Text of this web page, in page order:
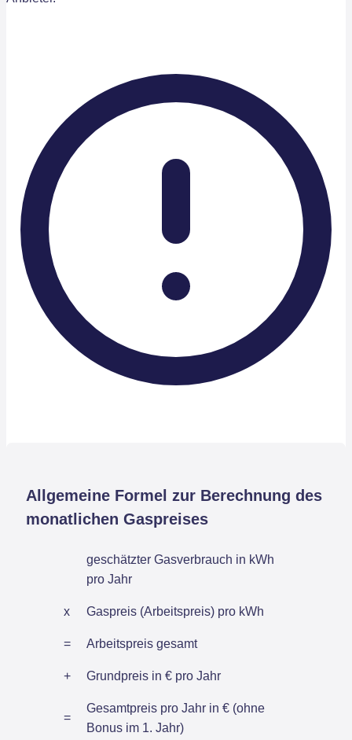
Allgemeine Formel zur Berechnung des
monatlichen Gaspreises
geschätzter Gasverbrauch in kWh
pro Jahr
x Gaspreis (Arbeitspreis) pro kWh
= Arbeitspreis gesamt
+ Grundpreis in € pro Jahr
=
Gesamtpreis pro Jahr in € (ohne
Bonus im 1. Jahr)